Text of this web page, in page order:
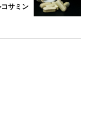
サミン
アメリ